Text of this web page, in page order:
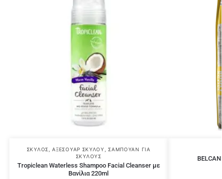
ΣΚΎΛΟΣ ,ΑΞΕΣΟΥΆΡ ΣΚΎΛΟΥ ,ΣΑΜΠΟΥΆΝ ΓΙΑ
ΣΚΎΛΟΥΣ
Tropiclean Waterless Shampoo Facial Cleanser με
Βανίλια 220ml